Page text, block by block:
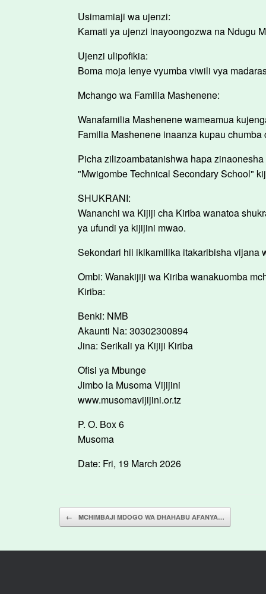
Usimamiaji wa ujenzi:
Kamati ya ujenzi inayoongozwa na Ndugu
Ujenzi ulipofikia:
Boma moja lenye vyumba viwili vya
Mchango wa Familia Mashenene:
Wanafamilia Mashenene wameamua
Familia Mashenene inaanza kupau
Picha zilizoambatanishwa hapa
"Mwigombe Technical Secondary School"
SHUKRANI:
Wananchi wa Kijiji cha Kiriba wanatoa
ya ufundi ya kijijini mwao.
Sekondari hii ikikamilika itakaribisha vijana
Ombi: Wanakijiji wa Kiriba wanakuomba
Kiriba:
Benki: NMB
Akaunti Na: 30302300894
Jina: Serikali ya Kijiji Kiriba
Ofisi ya Mbunge
Jimbo la Musoma Vijijini
www.musomavijijini.or.tz
P. O. Box 6
Musoma
Date: Fri, 19 March 2026
Post navigation
← MCHIMBAJI MDOGO WA DHAHABU AFANYA…